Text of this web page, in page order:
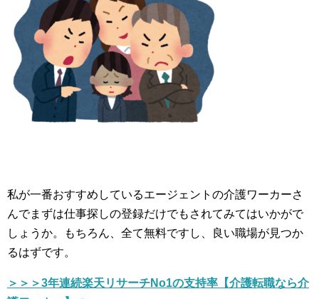
私が一番おすすめしているエージェントの介護ワーカーさ
んでまずは仕事探しの登録だけでもされてみてはいかがで
しょうか。もちろん、全て無料ですし、良い職場が見つか
るはずです。
＞＞＞3年連続楽天リサーチNo1の支持率【介護転職なら介